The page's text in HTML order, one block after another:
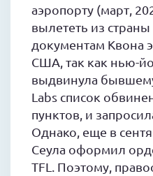
аэропорту (март,
вылететь из
документам Квона
США, так как нью-
выдвинула
Labs список
пунктов, и
Однако, еще в
Сеула оформил
TFL. Поэтому,